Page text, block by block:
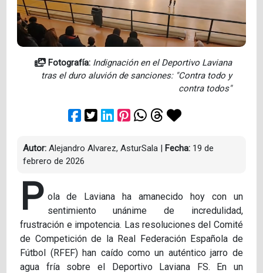
Fotografía: Indignación en el Deportivo Laviana
tras el duro aluvión de sanciones: "Contra todo y
contra todos"
Autor: Alejandro Alvarez, AsturSala | Fecha: 19 de
febrero de 2026
P ola de Laviana ha amanecido hoy con un
sentimiento unánime de incredulidad,
frustración e impotencia. Las resoluciones del Comité
de Competición de la Real Federación Española de
Fútbol (RFEF) han caído como un auténtico jarro de
agua fría sobre el Deportivo Laviana FS. En un